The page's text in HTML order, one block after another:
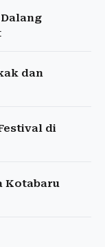
dan
di
Kotabaru